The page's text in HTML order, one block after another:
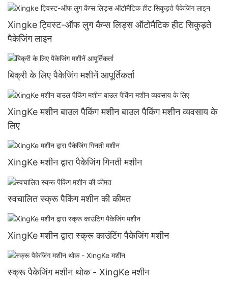
Xingke ट्विस्ट-ऑफ लुग कैप्स लिड्स ऑटोमैटिक हीट सिकुड़ते
पैकेजिंग लाइन
बिक्री के लिए पैकेजिंग मशीनें आपूर्तिकर्ता
XingKe मशीन बाउल पैकिंग मशीन बाउल पैकिंग मशीन व्यवसाय के
लिए
XingKe मशीन द्वारा पैकेजिंग गिनती मशीन
स्वचालित स्क्रू पैकिंग मशीन की कीमत
XingKe मशीन द्वारा स्क्रू काउंटिंग पैकेजिंग मशीन
स्क्रू पैकेजिंग मशीन थोक - XingKe मशीन